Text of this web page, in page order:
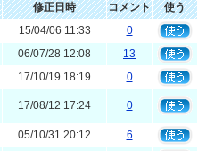
修正日時 コメント
使う
15/04/06 11:33
0
06/07/28 12:08
13
17/10/19 18:19 0
17/08/12 17:24 0
05/10/31 20:12
6